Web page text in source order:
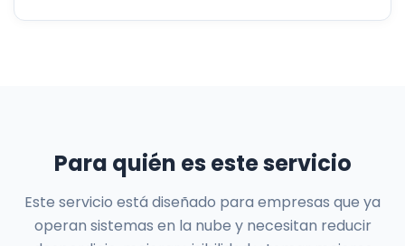
Para quién es este servicio
Este servicio está diseñado para empresas que ya
operan sistemas en la nube y necesitan reducir